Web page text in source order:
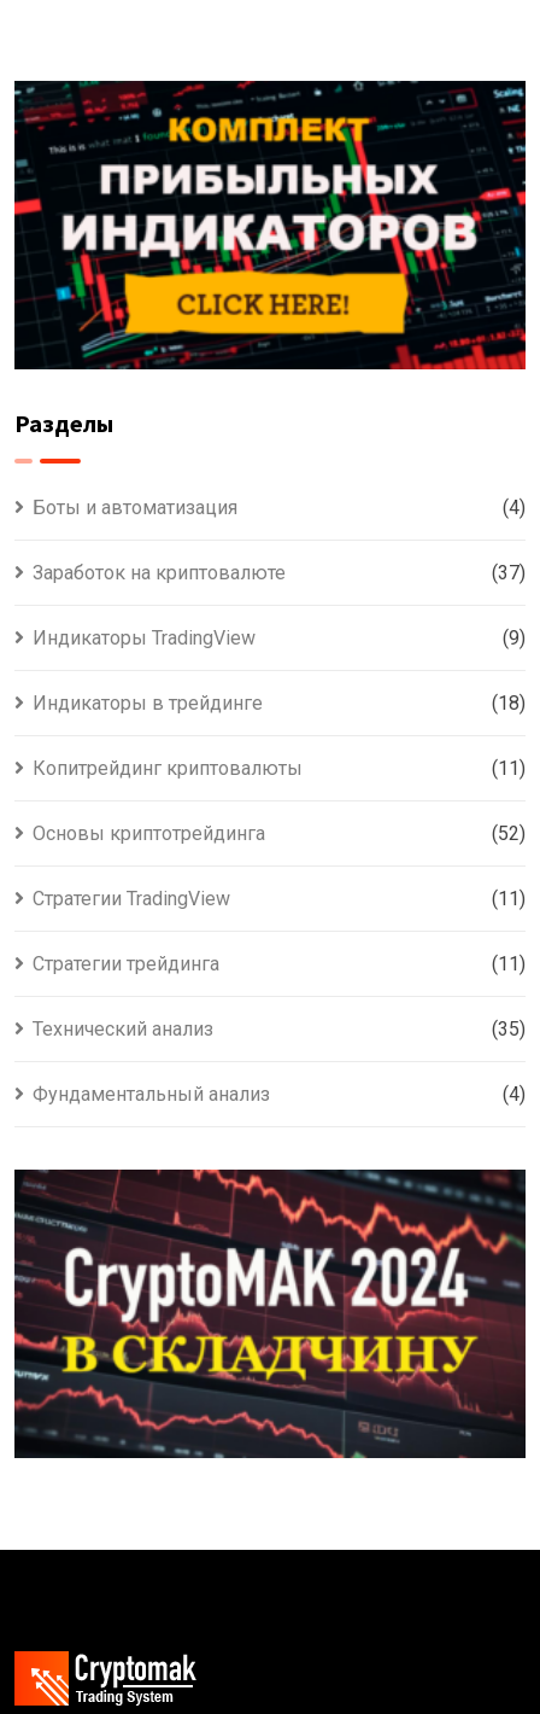
Разделы
Боты и автоматизация (4)
Заработок на криптовалюте (37)
Индикаторы TradingView (9)
Индикаторы в трейдинге (18)
Копитрейдинг криптовалюты (11)
Основы криптотрейдинга (52)
Стратегии TradingView (11)
Стратегии трейдинга (11)
Технический анализ (35)
Фундаментальный анализ (4)